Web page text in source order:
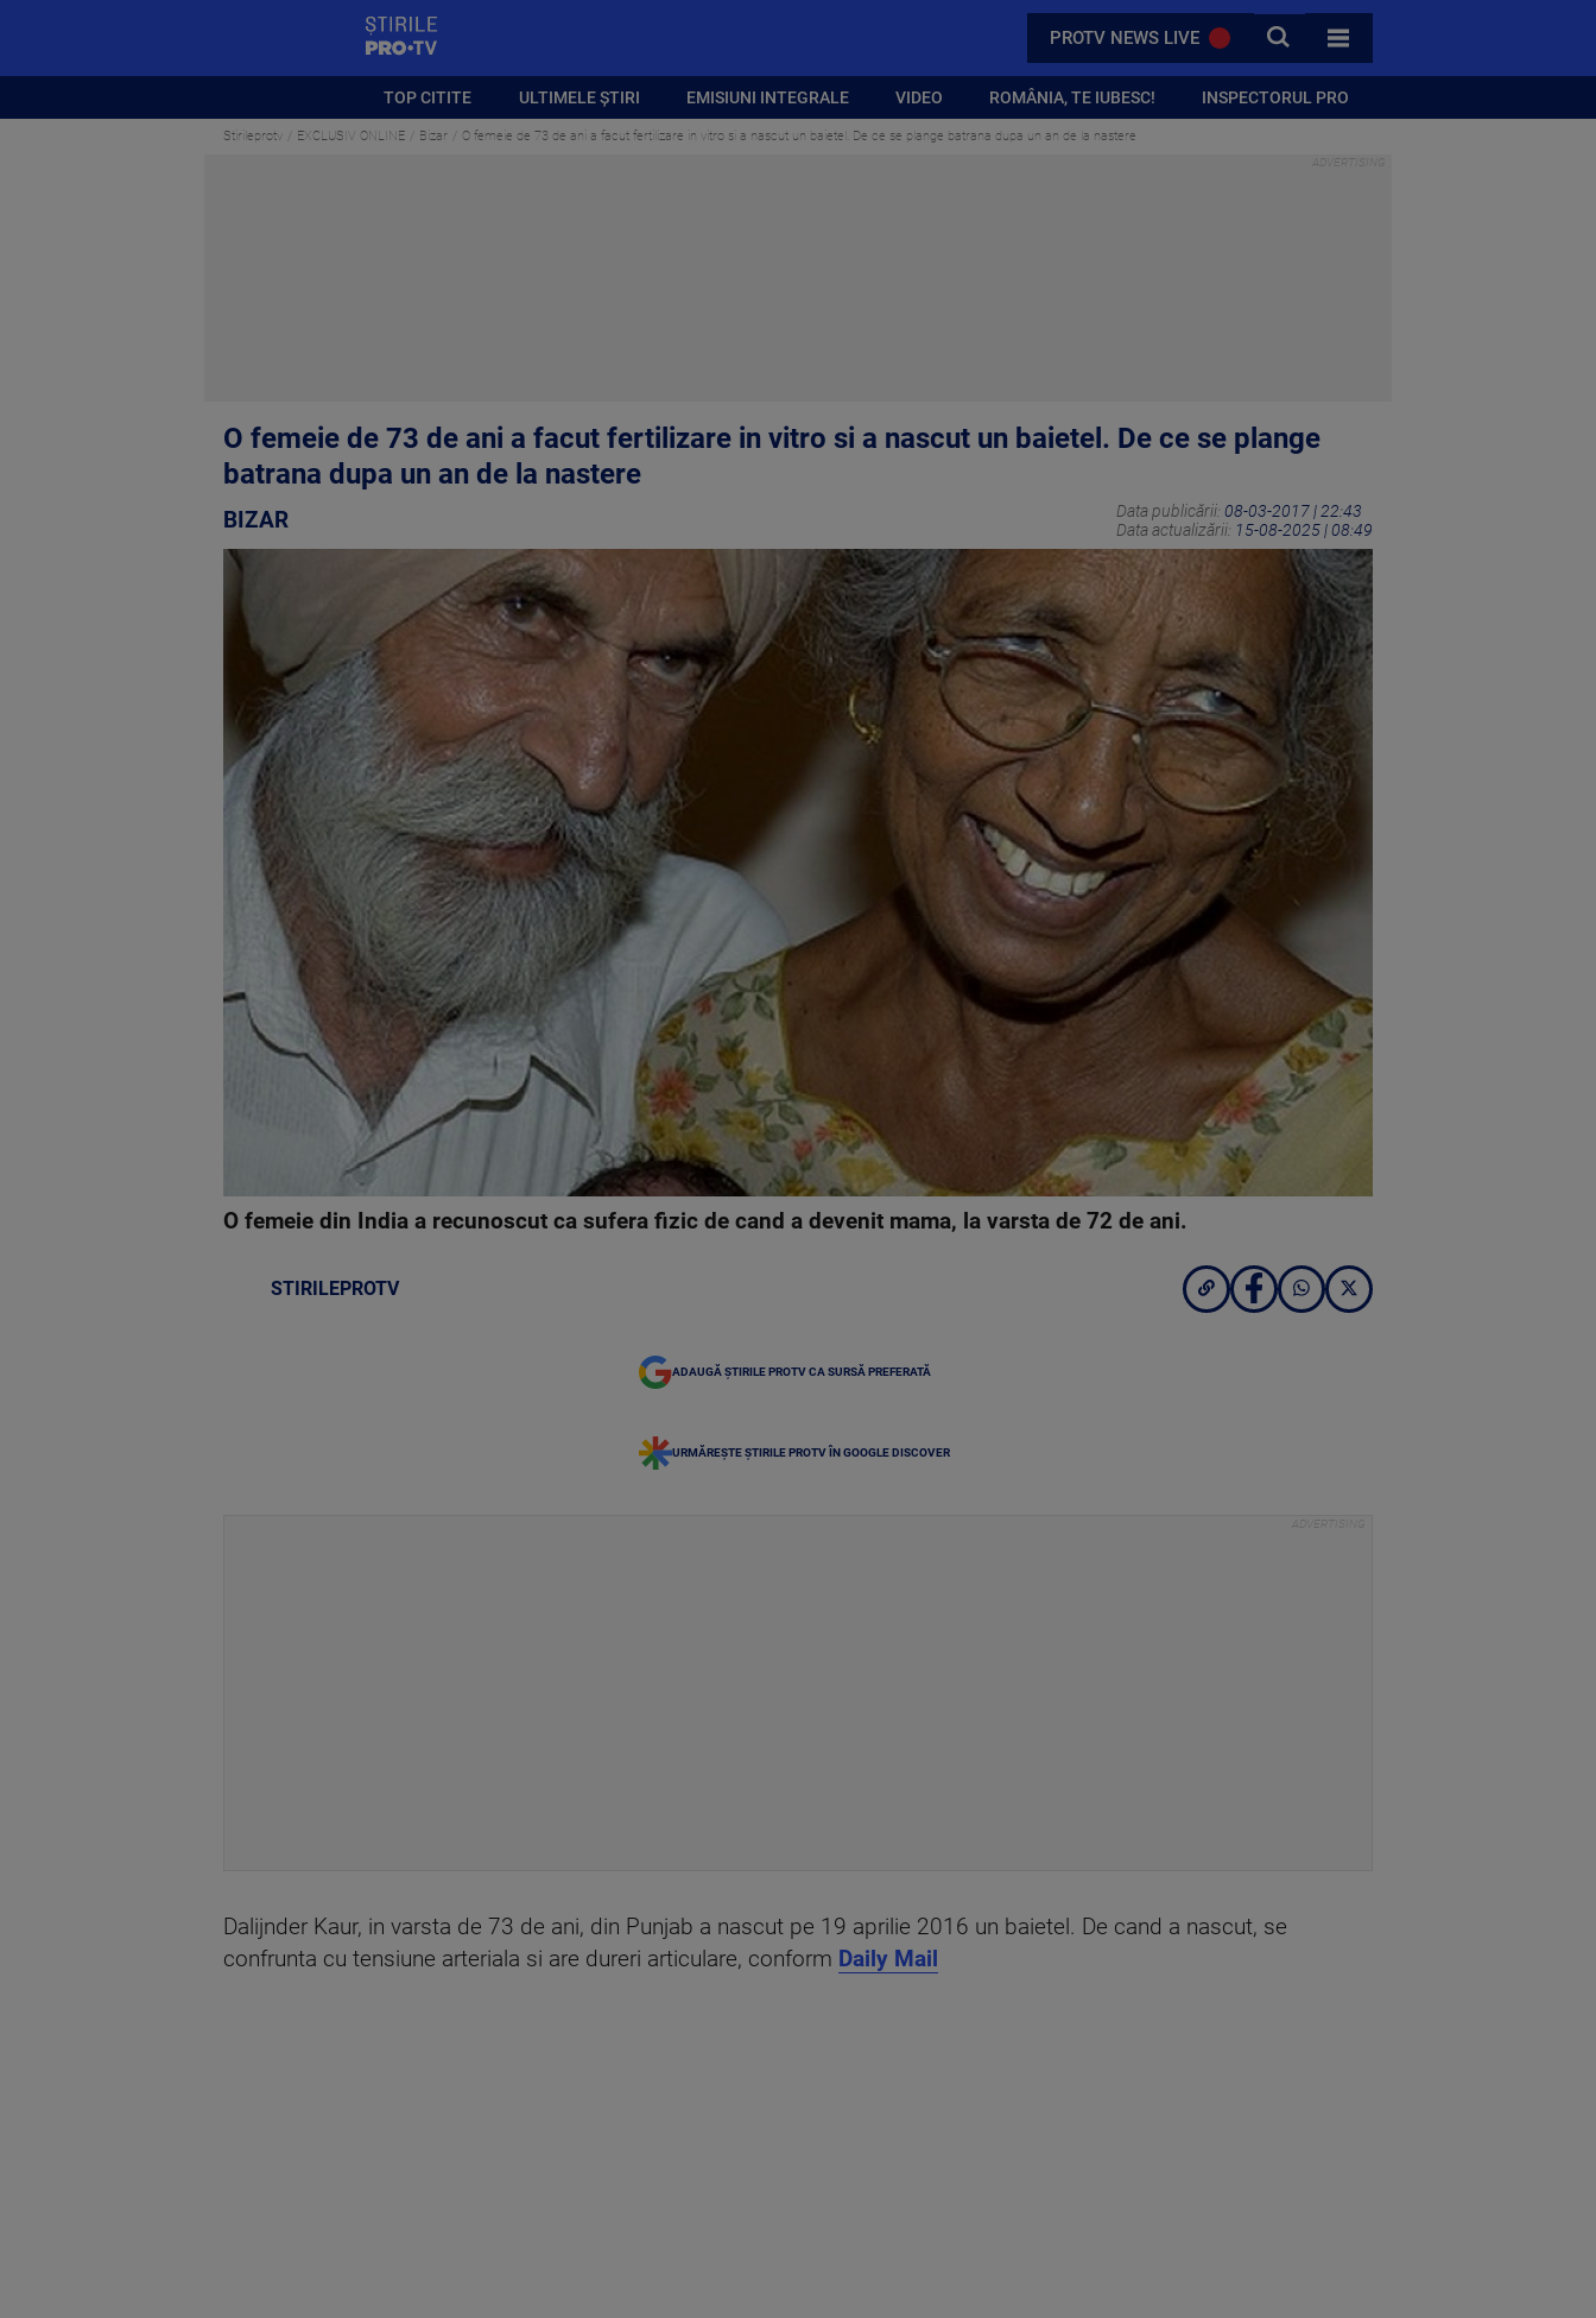
PROTV NEWS LIVE CAUTA
TOATE CATEGORIILE
TOP CITITE ULTIMELE ȘTIRI EMISIUNI INTEGRALE VIDEO ROMÂNIA, TE IUBESC! INSPECTORUL PRO
Stirileprotv EXCLUSIV ONLINE Bizar O femeie de 73 de ani a facut fertilizare in vitro si a nascut un baietel. De ce se plange batrana dupa un an de la nastere
O femeie de 73 de ani a facut fertilizare in vitro si a nascut un baietel. De ce se plange
batrana dupa un an de la nastere
BIZAR Data publicării: 08-03-2017 | 22:43
Data actualizării: 15-08-2025 | 08:49
O femeie din India a recunoscut ca sufera fizic de cand a devenit mama, la varsta de 72 de ani.
STIRILEPROTV
ADAUGĂ ȘTIRILE PROTV CA SURSĂ PREFERATĂ
URMĂREȘTE ȘTIRILE PROTV ÎN GOOGLE DISCOVER
Dalijnder Kaur, in varsta de 73 de ani, din Punjab a nascut pe 19 aprilie 2016 un baietel. De cand a nascut, se
confrunta cu tensiune arteriala si are dureri articulare, conform Daily Mail